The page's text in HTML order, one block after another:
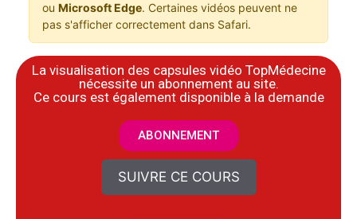
ou Microsoft Edge. Certaines vidéos peuvent ne
pas s'afficher correctement dans Safari.
La visualisation des capsules vidéo TopMédecine
nécessite un abonnement au site.
​Ce cours est également disponible à la demande
ABONNEMENT
SUIVRE CE COURS